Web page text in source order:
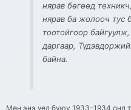
нярав бөгөөд
нярав ба жолооч тус
тоотойгоор
даргаар,
байна.
Мөн энэ үед буюу 1933-1934 онд